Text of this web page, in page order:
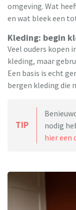
omgeving. Wat
en wat bleek een
Kleding: begin
Veel ouders kopen
kleding, maar
Een basis is echt
bergen kleding die
TIP
nodig
hier een